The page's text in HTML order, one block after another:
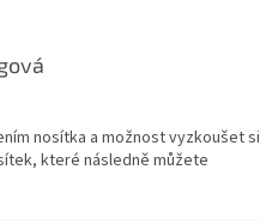
je 5 z 5 hvězdiček.
nosítka a možnost vyzkoušet si
které následně můžete